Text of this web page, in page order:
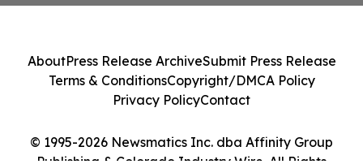
© 1995-2026 Newsmatics Inc. dba Affinity Group
AboutPress Release ArchiveSubmit Press Release
Terms & ConditionsCopyright/DMCA Policy
Privacy PolicyContact